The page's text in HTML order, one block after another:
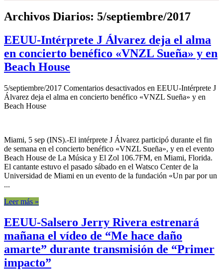
Archivos Diarios: 5/septiembre/2017
EEUU-Intérprete J Álvarez deja el alma
en concierto benéfico «VNZL Sueña» y en
Beach House
5/septiembre/2017 Comentarios desactivados en EEUU-Intérprete J
Álvarez deja el alma en concierto benéfico «VNZL Sueña» y en
Beach House
Miami, 5 sep (INS).-El intérprete J Álvarez participó durante el fin
de semana en el concierto benéfico «VNZL Sueña», y en el evento
Beach House de La Música y El Zol 106.7FM, en Miami, Florida.
El cantante estuvo el pasado sábado en el Watsco Center de la
Universidad de Miami en un evento de la fundación «Un par por un
...
Leer más »
EEUU-Salsero Jerry Rivera estrenará
mañana el vídeo de “Me hace daño
amarte” durante transmisión de “Primer
impacto”